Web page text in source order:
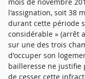
l'assignation, soit 38
durant cette période
considérable » (arrêt
sur une des trois
d'occuper son
bailleresse ne justifie
de cesser cette